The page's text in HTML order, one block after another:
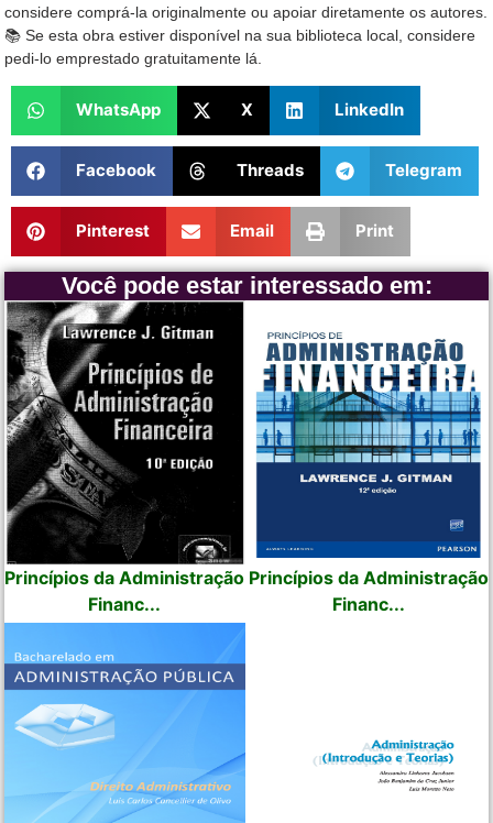
considere comprá-la originalmente ou apoiar diretamente os autores.
📚 Se esta obra estiver disponível na sua biblioteca local, considere
pedi-lo emprestado gratuitamente lá.
WhatsApp X LinkedIn
Facebook Threads Telegram
Pinterest Email Print
Você pode estar interessado em:
Princípios da Administração
Financ...
Princípios da Administração
Financ...